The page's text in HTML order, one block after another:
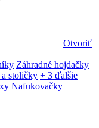
Otvoriť
Záhradné hojdačky
a stoličky + 3 ďalšie
Nafukovačky